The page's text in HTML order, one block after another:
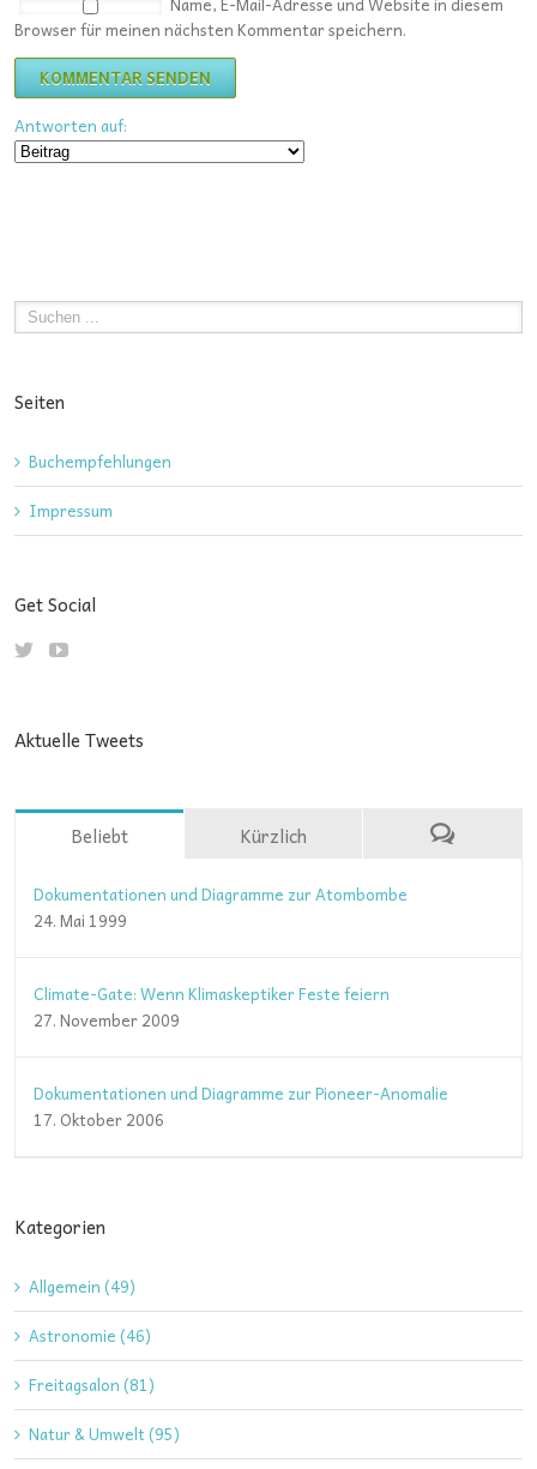
Browser für meinen nächsten Kommentar speichern.
Antworten auf:
Seiten
Buchempfehlungen
Impressum
Get Social
Aktuelle Tweets
Beliebt Kürzlich
Dokumentationen und Diagramme zur Atombombe
24. Mai 1999
Climate-Gate: Wenn Klimaskeptiker Feste feiern
27. November 2009
Dokumentationen und Diagramme zur Pioneer-Anomalie
17. Oktober 2006
Kategorien
Allgemein (49)
Astronomie (46)
Freitagsalon (81)
Natur & Umwelt (95)